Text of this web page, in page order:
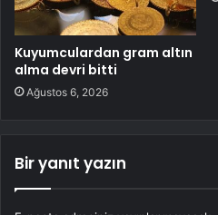
Kuyumculardan gram altın
alma devri bitti
Ağustos 6, 2026
Bir yanıt yazın